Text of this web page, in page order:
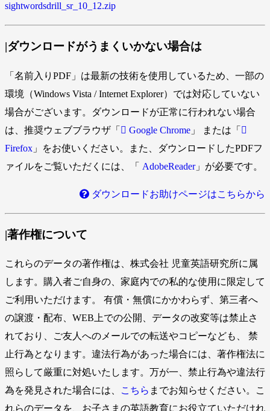
sightwordsdrill_sr_10_12.zip
|ダウンロードがうまくいかない場合は
「名前入りPDF」は最新の技術を使用しているため、一部の
環境（Windows Vista / Internet Explorer）では対応していない
場合がございます。ダウンロードが正常に行われない場合
は、推奨ウェブブラウザ「
Google Chrome 」 または「
Firefox 」をお使いください。また、ダウンロードしたPDFフ
ァイルをご覧いただくには、「
AdobeReader」が必要です。
ダウンロードお助けページはこちらから
|著作権について
これらのデータの著作権は、株式会社 児童英語研究所に属
します。購入者ご自身の、家庭内での私的な使用に限定して
ご利用いただけます。 有償・無償にかかわらず、第三者へ
の譲渡・配布、WEB上での公開、データの改変等は禁止さ
れており、ご友人へのメールでの転送やコピーなども、 禁
止行為となります。違法行為があった場合には、著作権法に
照らして厳重に対処いたします。万が一、禁止行為や違法行
為を発見された場合には、
こちら までお知らせください。こ
れらのデータを、お子さまの英語教育にお役立ていただけれ